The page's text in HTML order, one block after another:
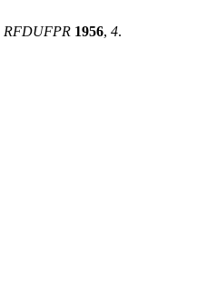
RFDUFPR 1956, 4.